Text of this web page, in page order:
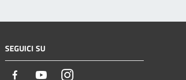
SEGUICI SU
Facebook YoutubeInstagram